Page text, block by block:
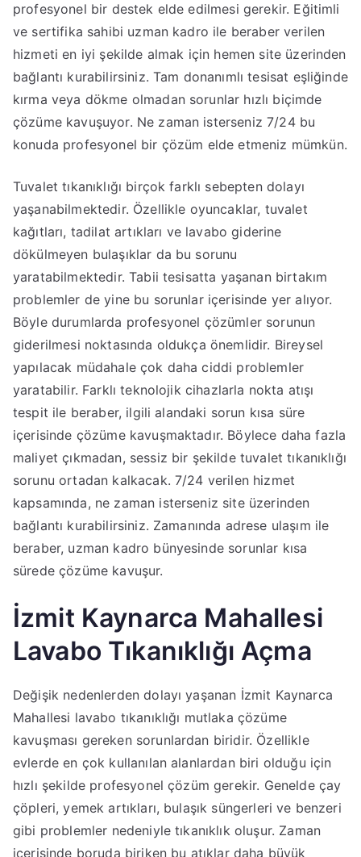
profesyonel bir destek elde edilmesi gerekir. Eğitimli
ve sertifika sahibi uzman kadro ile beraber verilen
hizmeti en iyi şekilde almak için hemen site üzerinden
bağlantı kurabilirsiniz. Tam donanımlı tesisat eşliğinde
kırma veya dökme olmadan sorunlar hızlı biçimde
çözüme kavuşuyor. Ne zaman isterseniz 7/24 bu
konuda profesyonel bir çözüm elde etmeniz mümkün.
Tuvalet tıkanıklığı birçok farklı sebepten dolayı
yaşanabilmektedir. Özellikle oyuncaklar, tuvalet
kağıtları, tadilat artıkları ve lavabo giderine
dökülmeyen bulaşıklar da bu sorunu
yaratabilmektedir. Tabii tesisatta yaşanan birtakım
problemler de yine bu sorunlar içerisinde yer alıyor.
Böyle durumlarda profesyonel çözümler sorunun
giderilmesi noktasında oldukça önemlidir. Bireysel
yapılacak müdahale çok daha ciddi problemler
yaratabilir. Farklı teknolojik cihazlarla nokta atışı
tespit ile beraber, ilgili alandaki sorun kısa süre
içerisinde çözüme kavuşmaktadır. Böylece daha fazla
maliyet çıkmadan, sessiz bir şekilde tuvalet tıkanıklığı
sorunu ortadan kalkacak. 7/24 verilen hizmet
kapsamında, ne zaman isterseniz site üzerinden
bağlantı kurabilirsiniz. Zamanında adrese ulaşım ile
beraber, uzman kadro bünyesinde sorunlar kısa
sürede çözüme kavuşur.
İzmit Kaynarca Mahallesi
Lavabo Tıkanıklığı Açma
Değişik nedenlerden dolayı yaşanan İzmit Kaynarca
Mahallesi lavabo tıkanıklığı mutlaka çözüme
kavuşması gereken sorunlardan biridir. Özellikle
evlerde en çok kullanılan alanlardan biri olduğu için
hızlı şekilde profesyonel çözüm gerekir. Genelde çay
çöpleri, yemek artıkları, bulaşık süngerleri ve benzeri
gibi problemler nedeniyle tıkanıklık oluşur. Zaman
içerisinde boruda biriken bu atıklar daha büyük